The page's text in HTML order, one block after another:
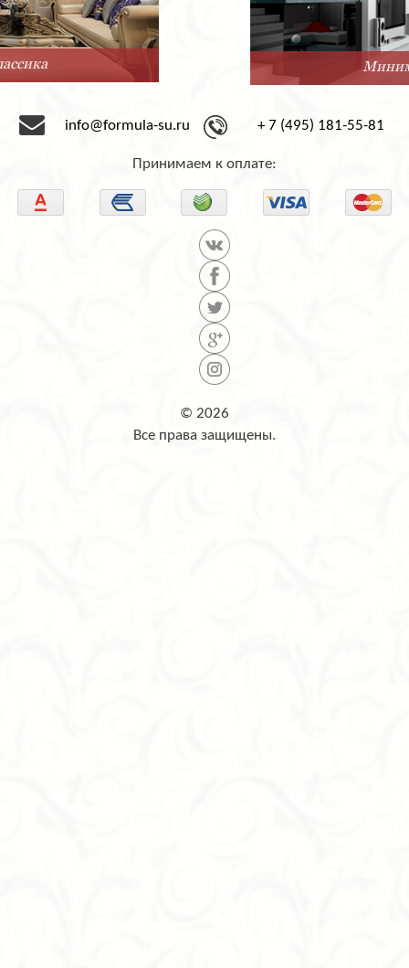
info@formula-su.ru + 7 (495) 181-55-81
Принимаем к оплате:
© 2026
Все права защищены.